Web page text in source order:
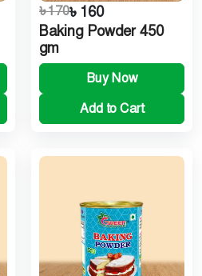
৳ 170৳ 160
Baking Powder 450
gm
Buy Now
Add to Cart